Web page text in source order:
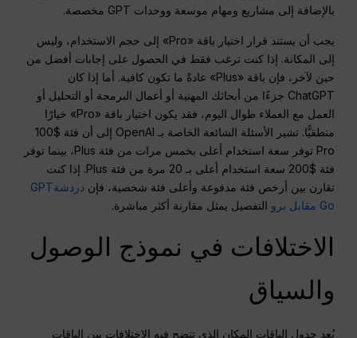
بالإضافة إلى مشاريع ومهام موسعة ووحدات GPT مخصصة.
يجب أن يستند قرار اختيار باقة «Pro» إلى حجم الاستخدام، وليس
إلى المكانة. إذا كنت ترغب فقط في الحصول على إجابات أفضل من
حين لآخر، فإن باقة «Plus» عادةً ما تكون كافية. أما إذا كان
ChatGPT جزءًا من أبحاثك المهنية أو أعمال البرمجة أو التحليل أو
العمل مع العملاء طوال اليوم، فقد يكون اختيار باقة «Pro» خيارًا
منطقيًّا. تشير الأسئلة الشائعة الخاصة بـ OpenAI إلى أن فئة $100
Pro توفر سعة استخدام أعلى بخمس مرات من فئة Plus، بينما توفر
فئة $200 سعة استخدام أعلى بـ 20 مرة من فئة Plus. إذا كنت
تقارن بين أرخص فئة مدفوعة وأعلى فئة شخصية، فإن
دردشةGPT
Go مقابل برو
التفصيل يمثل مقارنة أكثر مباشرة.
الاختلافات في نموذج الوصول
والسياق
يُعد جدول الباقات المكان الذي تتضح فيه الاختلافات بين الباقات